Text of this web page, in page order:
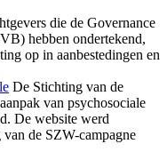
die de Governance
hebben ondertekend,
op in aanbestedingen en
De Stichting van de
van psychosociale
De website werd
van de SZW-campagne